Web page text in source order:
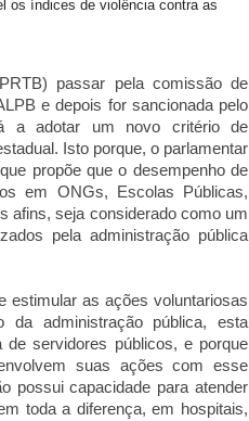
passar pela comissão de
e depois for sancionada pelo
a adotar um novo critério de
Isto porque, o parlamentar
propõe que o desempenho de
em ONGs, Escolas Públicas,
afins, seja considerado como um
pela administração pública
estimular as ações voluntariosas
da administração pública, esta
de servidores públicos, e porque
suas ações com esse
possui capacidade para atender
toda a diferença, em hospitais,